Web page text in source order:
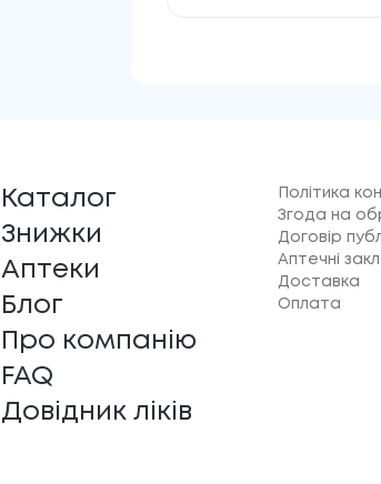
Каталог
Знижки
Аптеки
Блог
Про компанію
FAQ
Довідник ліків
Політика
Згода на
Договір
Аптечні
Доставка
Оплата